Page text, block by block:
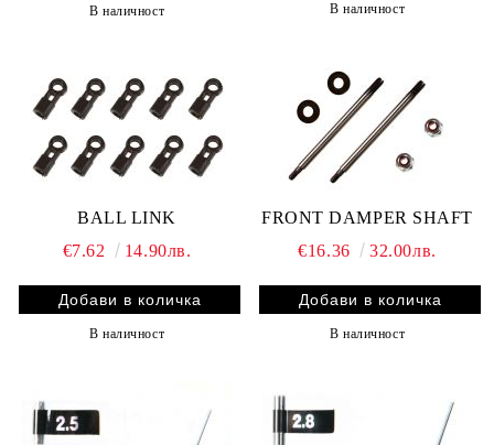
В наличност В наличност
BALL LINK
€7.62
14.90лв.
В наличност
FRONT DAMPER SHAFT
€16.36
32.00лв.
В наличност